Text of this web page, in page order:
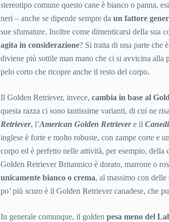
stereotipo comune questo cane è bianco o panna,
neri – anche se dipende sempre da un fattore
sue sfumature. Inoltre come dimenticarsi della sua
agita in considerazione? Si tratta di una parte che
diviene più sottile man mano che ci si avvicina alla
pelo corto che ricopre anche il resto del corpo.
Il Golden Retriever, invece, cambia in base al
questa razza ci sono tantissime varianti, di cui ne
Retriever, l’American Golden Retrievere il
inglese è forte e molto robuste, con zampe corte e
corpo ed è perfetto nelle attività, per esempio, della
Golden Retriever Britannico è dorato, marrone o
unicamente bianco o crema, al massimo con
po’ più scuro è il Golden Retriever canadese, che
In generale comunque, il golden pesa meno del